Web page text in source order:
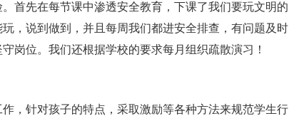
先在每节课中渗透安全教育，下课了我们要玩文明的
，说到做到，并且每周我们都进安全排查，有问题及时
岗位。我们还根据学校的要求每月组织疏散演习！
针对孩子的特点，采取激励等各种方法来规范学生行